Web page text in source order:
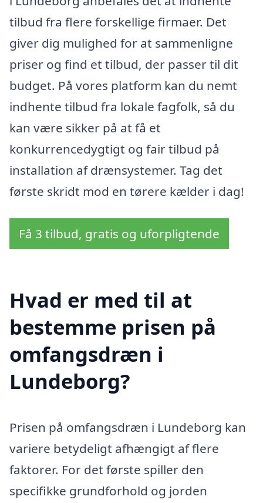
tilbud fra flere forskellige firmaer. Det
giver dig mulighed for at sammenligne
priser og find et tilbud, der passer til dit
budget. På vores platform kan du nemt
indhente tilbud fra lokale fagfolk, så du
kan være sikker på at få et
konkurrencedygtigt og fair tilbud på
installation af drænsystemer. Tag det
første skridt mod en tørere kælder i dag!
Få 3 tilbud, gratis og uforpligtende
Hvad er med til at
bestemme prisen på
omfangsdræn i
Lundeborg?
Prisen på omfangsdræn i Lundeborg kan
variere betydeligt afhængigt af flere
faktorer. For det første spiller den
specifikke grundforhold og jorden